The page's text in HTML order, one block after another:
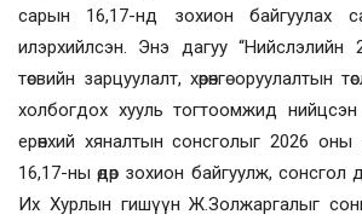
сарын 16,17-нд зохион байгуулах
илэрхийлсэн. Энэ дагуу “Нийслэлийн
төсвийн зарцуулалт, хөрөнгө оруулалтын
холбогдох хууль тогтоомжид
ерөнхий хяналтын сонсголыг 2026 оны
16,17-ны өдөр зохион байгуулж, сонсгол
Их Хурлын гишүүн Ж.Золжаргалыг